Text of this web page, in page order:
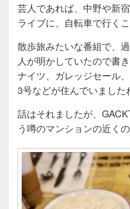
芸人であれば、中野や新
ライブに、自転車で行く
散歩旅みたいな番組で、
人が明かしていたので書
ナイツ、ガレッジセール
3号などが住んでいました
話はそれましたが、
う噂のマンションの近く